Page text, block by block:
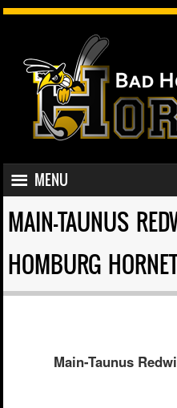
MENU
SKIP TO CONTENT
MENU
MAIN-TAUNUS
HOMBURG
Main-Taunus